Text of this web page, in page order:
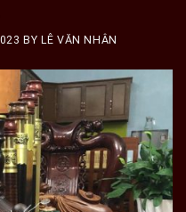
BYLÊ VĂN NHÂN